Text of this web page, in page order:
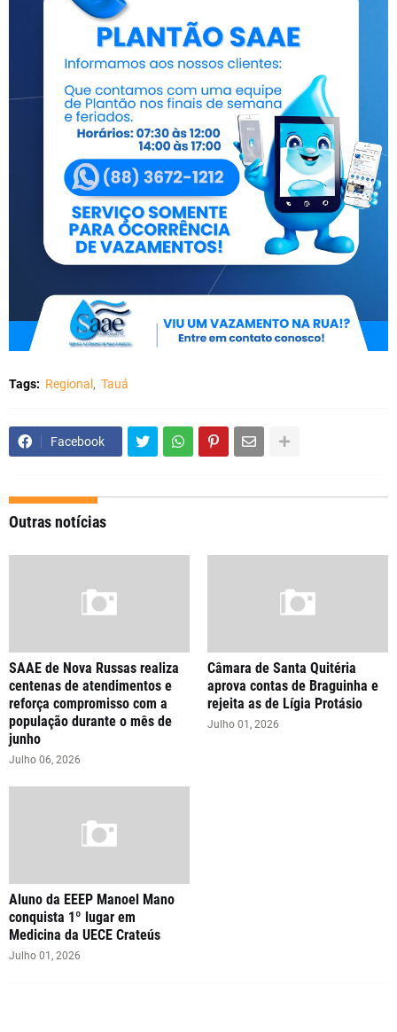
Tags: Regional Tauá
Facebook
Outras notícias
SAAE de Nova Russas realiza
centenas de atendimentos e
reforça compromisso com a
população durante o mês de
junho
Julho 06, 2026
Câmara de Santa Quitéria
aprova contas de Braguinha e
rejeita as de Lígia Protásio
Julho 01, 2026
Aluno da EEEP Manoel Mano
conquista 1º lugar em
Medicina da UECE Crateús
Julho 01, 2026